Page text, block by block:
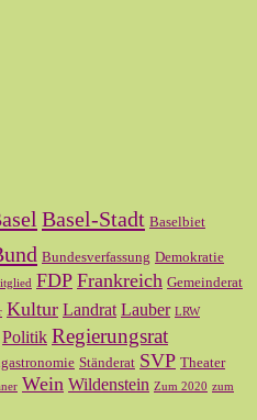
Basel-Stadt Baselbiet
Bundesverfassung Demokratie
FDP Frankreich Gemeinderat
Kultur Landrat Lauber LRW
Politik Regierungsrat
Ständerat SVP Theater
Wein Wildenstein Zum 2020 zum